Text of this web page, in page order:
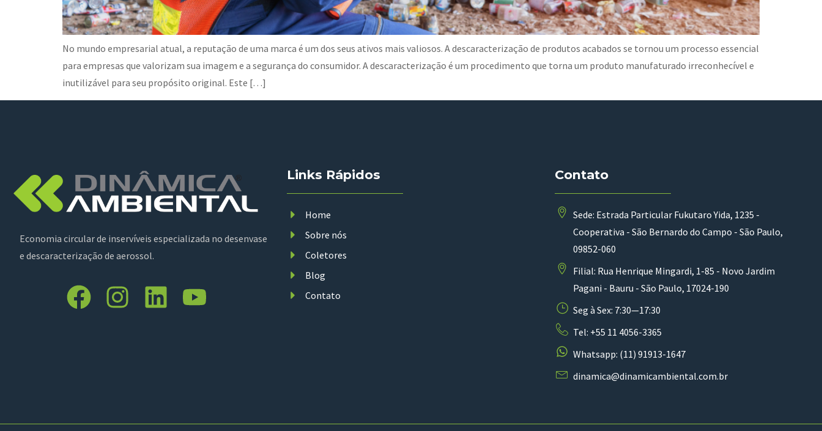
No mundo empresarial atual, a reputação de uma marca é um dos seus ativos mais valiosos. A descaracterização de produtos acabados se tornou um processo essencial
para empresas que valorizam sua imagem e a segurança do consumidor. A descaracterização é um procedimento que torna um produto manufaturado irreconhecível e
inutilizável para seu propósito original. Este […]
Economia circular de inservíveis especializada no desenvase
e descaracterização de aerossol.
Links Rápidos
Home
Sobre nós
Coletores
Blog
Contato
Contato
Sede: Estrada Particular Fukutaro Yida, 1235 -
Cooperativa - São Bernardo do Campo - São Paulo,
09852-060
Filial: Rua Henrique Mingardi, 1-85 - Novo Jardim
Pagani - Bauru - São Paulo, 17024-190
Seg à Sex: 7:30—17:30
Tel: +55 11 4056-3365
Whatsapp: (11) 91913-1647
dinamica@dinamicambiental.com.br